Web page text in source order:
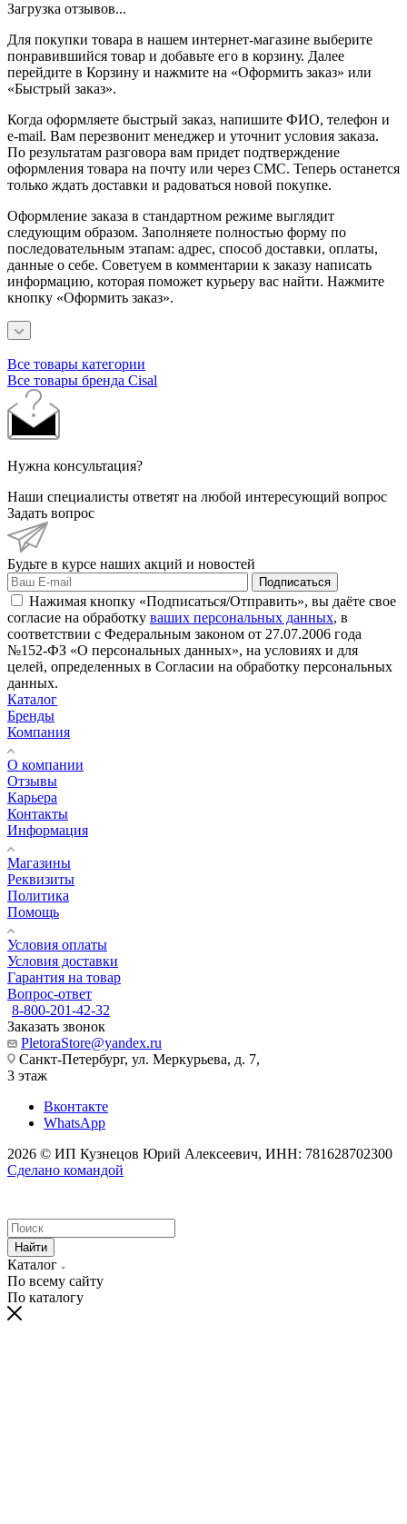
Загрузка отзывов...
Для покупки товара в нашем интернет-магазине выберите
понравившийся товар и добавьте его в корзину. Далее
перейдите в Корзину и нажмите на «Оформить заказ» или
«Быстрый заказ».
Когда оформляете быстрый заказ, напишите ФИО, телефон и
e-mail. Вам перезвонит менеджер и уточнит условия заказа.
По результатам разговора вам придет подтверждение
оформления товара на почту или через СМС. Теперь останется
только ждать доставки и радоваться новой покупке.
Оформление заказа в стандартном режиме выглядит
следующим образом. Заполняете полностью форму по
последовательным этапам: адрес, способ доставки, оплаты,
данные о себе. Советуем в комментарии к заказу написать
информацию, которая поможет курьеру вас найти. Нажмите
кнопку «Оформить заказ».
Все товары категории
Все товары бренда Cisal
Нужна консультация?
Наши специалисты ответят на любой интересующий вопрос
Задать вопрос
Будьте в курсе наших акций и новостей
Подписаться
Нажимая кнопку «Подписаться/Отправить», вы даёте свое
согласие на обработку ваших персональных данных, в
соответствии с Федеральным законом от 27.07.2006 года
№152-ФЗ «О персональных данных», на условиях и для
целей, определенных в Согласии на обработку персональных
данных.
Каталог
Бренды
Компания
О компании
Отзывы
Карьера
Контакты
Информация
Магазины
Реквизиты
Политика
Помощь
Условия оплаты
Условия доставки
Гарантия на товар
Вопрос-ответ
8-800-201-42-32
Заказать звонок
PletoraStore@yandex.ru
Санкт-Петербург, ул. Меркурьева, д. 7,
3 этаж
Вконтакте
WhatsApp
2026 © ИП Кузнецов Юрий Алексеевич, ИНН: 781628702300
Сделано командой
Найти
Каталог
По всему сайту
По каталогу